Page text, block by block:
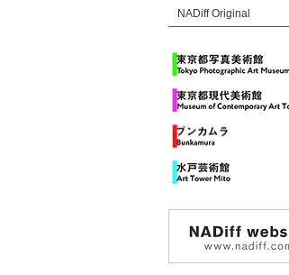
NADiff Original